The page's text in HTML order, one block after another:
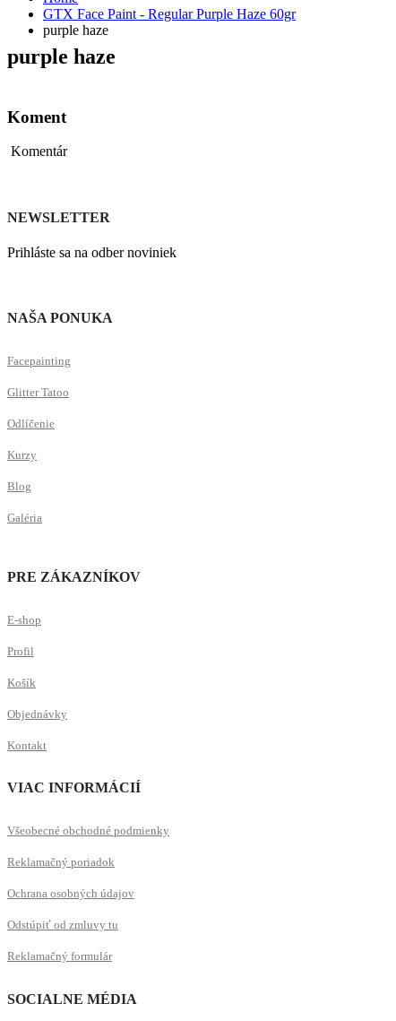
GTX Face Paint - Regular Purple Haze 60gr
purple haze
purple haze
Koment
Komentár
NEWSLETTER
Prihláste sa na odber noviniek
NAŠA PONUKA
Facepainting
Glitter Tatoo
Odlíčenie
Kurzy
Blog
Galéria
PRE ZÁKAZNÍKOV
E-shop
Profil
Košík
Objednávky
Kontakt
VIAC INFORMÁCIÍ
Všeobecné obchodné podmienky
Reklamačný poriadok
Ochrana osobných údajov
Odstúpiť od zmluvy tu
Reklamačný formulár
SOCIALNE MÉDIA